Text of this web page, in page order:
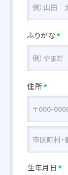
ふりがな *
住所*
生年月日 *